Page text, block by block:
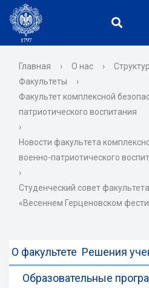
Главная › О нас ›
Факультеты
›
Факультет комплексной
патриотического воспитания
›
Новости факультета
военно-патриотического
›
Студенческий совет
«Весеннем Герценовском
О факультете Решения
Образовательные